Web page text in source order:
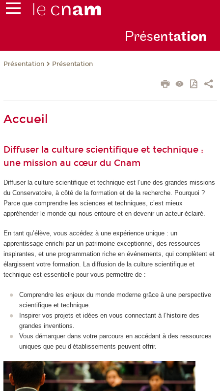
Présentation
Présentation Présentation
Accueil
Diffuser la culture scientifique et technique :
une mission au cœur du Cnam
Diffuser la culture scientifique et technique est l’une des grandes missions
du Conservatoire, à côté de la formation et de la recherche. Pourquoi ?
Parce que comprendre les sciences et techniques, c’est mieux
appréhender le monde qui nous entoure et en devenir un acteur éclairé.
En tant qu’élève, vous accédez à une expérience unique : un
apprentissage enrichi par un patrimoine exceptionnel, des ressources
inspirantes, et une programmation riche en événements, qui complètent et
élargissent votre formation. La diffusion de la culture scientifique et
technique est essentielle pour vous permettre de :
Comprendre les enjeux du monde moderne grâce à une perspective
scientifique et technique.
Inspirer vos projets et idées en vous connectant à l’histoire des
grandes inventions.
Vous démarquer dans votre parcours en accédant à des ressources
uniques que peu d’établissements peuvent offrir.